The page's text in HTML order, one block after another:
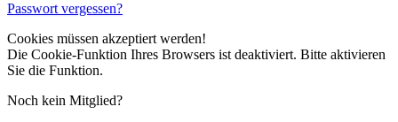
Passwort vergessen?
Cookies müssen akzeptiert werden!
Die Cookie-Funktion Ihres Browsers ist deaktiviert. Bitte aktivieren
Sie die Funktion.
Noch kein Mitglied?